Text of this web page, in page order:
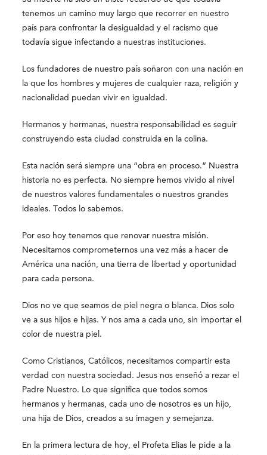
tenemos un camino muy largo que recorrer en nuestro
país para confrontar la desigualdad y el racismo que
todavía sigue infectando a nuestras instituciones.
Los fundadores de nuestro país soñaron con una nación en
la que los hombres y mujeres de cualquier raza, religión y
nacionalidad puedan vivir en igualdad.
Hermanos y hermanas, nuestra responsabilidad es seguir
construyendo esta ciudad construida en la colina.
Esta nación será siempre una “obra en proceso.” Nuestra
historia no es perfecta. No siempre hemos vivido al nivel
de nuestros valores fundamentales o nuestros grandes
ideales. Todos lo sabemos.
Por eso hoy tenemos que renovar nuestra misión.
Necesitamos comprometernos una vez más a hacer de
América una nación, una tierra de libertad y oportunidad
para cada persona.
Dios no ve que seamos de piel negra o blanca. Dios solo
ve a sus hijos e hijas. Y nos ama a cada uno, sin importar el
color de nuestra piel.
Como Cristianos, Católicos, necesitamos compartir esta
verdad con nuestra sociedad. Jesus nos enseñó a rezar el
Padre Nuestro. Lo que significa que todos somos
hermanos y hermanas, cada uno de nosotros es un hijo,
una hija de Dios, creados a su imagen y semejanza.
En la primera lectura de hoy, el Profeta Elias le pide a la